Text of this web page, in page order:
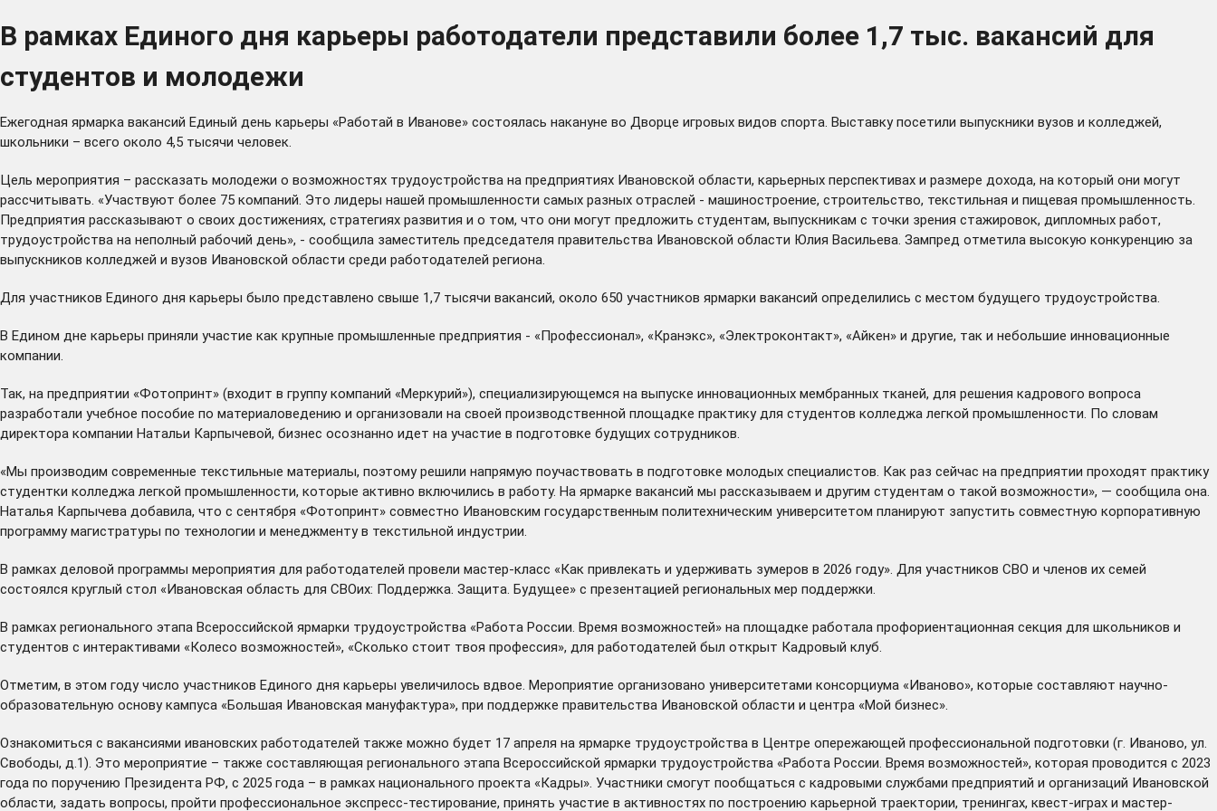
В рамках Единого дня карьеры работодатели представили более 1,7 тыс. вакансий для
студентов и молодежи
Ежегодная ярмарка вакансий Единый день карьеры «Работай в Иванове» состоялась накануне во Дворце игровых видов спорта. Выставку посетили выпускники вузов и колледжей,
школьники – всего около 4,5 тысячи человек.
Цель мероприятия – рассказать молодежи о возможностях трудоустройства на предприятиях Ивановской области, карьерных перспективах и размере дохода, на который они могут
рассчитывать. «Участвуют более 75 компаний. Это лидеры нашей промышленности самых разных отраслей - машиностроение, строительство, текстильная и пищевая промышленность.
Предприятия рассказывают о своих достижениях, стратегиях развития и о том, что они могут предложить студентам, выпускникам с точки зрения стажировок, дипломных работ,
трудоустройства на неполный рабочий день», - сообщила заместитель председателя правительства Ивановской области Юлия Васильева. Зампред отметила высокую конкуренцию за
выпускников колледжей и вузов Ивановской области среди работодателей региона.
Для участников Единого дня карьеры было представлено свыше 1,7 тысячи вакансий, около 650 участников ярмарки вакансий определились с местом будущего трудоустройства.
В Едином дне карьеры приняли участие как крупные промышленные предприятия - «Профессионал», «Кранэкс», «Электроконтакт», «Айкен» и другие, так и небольшие инновационные
компании.
Так, на предприятии «Фотопринт» (входит в группу компаний «Меркурий»), специализирующемся на выпуске инновационных мембранных тканей, для решения кадрового вопроса
разработали учебное пособие по материаловедению и организовали на своей производственной площадке практику для студентов колледжа легкой промышленности. По словам
директора компании Натальи Карпычевой, бизнес осознанно идет на участие в подготовке будущих сотрудников.
«Мы производим современные текстильные материалы, поэтому решили напрямую поучаствовать в подготовке молодых специалистов. Как раз сейчас на предприятии проходят практику
студентки колледжа легкой промышленности, которые активно включились в работу. На ярмарке вакансий мы рассказываем и другим студентам о такой возможности», — сообщила она.
Наталья Карпычева добавила, что с сентября «Фотопринт» совместно Ивановским государственным политехническим университетом планируют запустить совместную корпоративную
программу магистратуры по технологии и менеджменту в текстильной индустрии.
В рамках деловой программы мероприятия для работодателей провели мастер-класс «Как привлекать и удерживать зумеров в 2026 году». Для участников СВО и членов их семей
состоялся круглый стол «Ивановская область для СВОих: Поддержка. Защита. Будущее» с презентацией региональных мер поддержки.
В рамках регионального этапа Всероссийской ярмарки трудоустройства «Работа России. Время возможностей» на площадке работала профориентационная секция для школьников и
студентов с интерактивами «Колесо возможностей», «Сколько стоит твоя профессия», для работодателей был открыт Кадровый клуб.
Отметим, в этом году число участников Единого дня карьеры увеличилось вдвое. Мероприятие организовано университетами консорциума «Иваново», которые составляют научно-
образовательную основу кампуса «Большая Ивановская мануфактура», при поддержке правительства Ивановской области и центра «Мой бизнес».
Ознакомиться с вакансиями ивановских работодателей также можно будет 17 апреля на ярмарке трудоустройства в Центре опережающей профессиональной подготовки (г. Иваново, ул.
Свободы, д.1). Это мероприятие – также составляющая регионального этапа Всероссийской ярмарки трудоустройства «Работа России. Время возможностей», которая проводится с 2023
года по поручению Президента РФ, с 2025 года – в рамках национального проекта «Кадры». Участники смогут пообщаться с кадровыми службами предприятий и организаций Ивановской
области, задать вопросы, пройти профессиональное экспресс-тестирование, принять участие в активностях по построению карьерной траектории, тренингах, квест-играх и мастер-